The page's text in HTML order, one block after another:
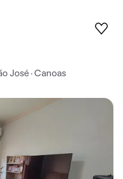
José · Canoas